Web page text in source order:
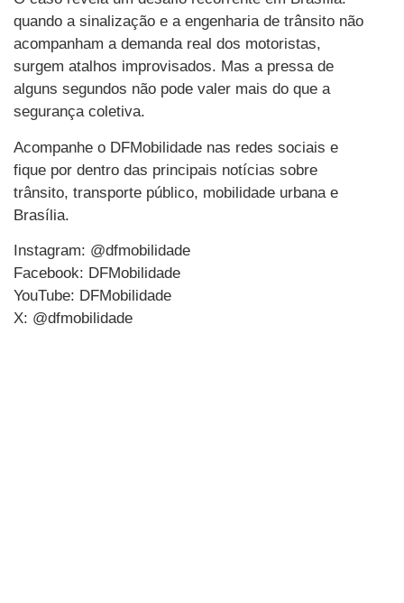
quando a sinalização e a engenharia de trânsito não
acompanham a demanda real dos motoristas,
surgem atalhos improvisados. Mas a pressa de
alguns segundos não pode valer mais do que a
segurança coletiva.
Acompanhe o DFMobilidade nas redes sociais e
fique por dentro das principais notícias sobre
trânsito, transporte público, mobilidade urbana e
Brasília.
Instagram: @dfmobilidade
Facebook: DFMobilidade
YouTube: DFMobilidade
X: @dfmobilidade